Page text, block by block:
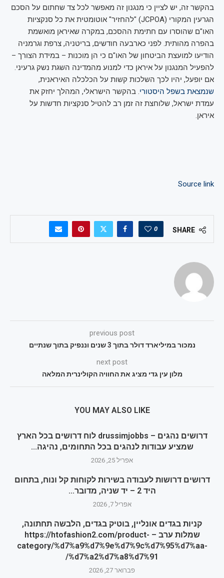
בהקשר זה, יש לציין כי מנגנון זה מאפשר לכל צד שחתום על הסכם
הגרעין המקורי (JCPOA) "להחזיר" אוטומטית את כל סנקציות
האו"ם שהוסרו עם חתימת ההסכם, במקרה שאיראן מואשמת
בהפרה מהותית. לפני כארבעה חודשים, בריטניה, צרפת וגרמניה
הודיעו למועצת הביטחון של האו"ם כי הן מוכנות – במידת הצורך –
להפעיל המנגנון על איראן כדי למנוע מהמדינה השגת נשק גרעיני.
אם יופעל, יהיו לכך השלכות קשות על הכלכלה האיראנית,
שנמצאת בשפל היסטורי. בהקשר הישראלי, המהלך יחזק את
עמדת ישראל, שלוחצת זה זמן רב להטיל סנקציות חדשות על
איראן.
Source link
SHARE
0
previous post
נמכור במיליארד דולר בתוך 3 שנים וננפיק בתוך שנתיים
next post
מלון עין גדי מציג את החוויה הקולינרית המלאה
YOU MAY ALSO LIKE
דרושים נהגים – drussimjobbs לוח דרושים בכל הארץ
שמציע עבודות לנהגים בכל התחומים, נהיגה...
אפריל 25, 2026
דרושים דרושות לעבודה בשירות לקוחות קל ונוח, בתחום
היד 2 – יד שניה, מדובר...
אפריל 7, 2026
קניות בגדים אונליין, בוטיק בגדים, הלבשה תחתונה,
שמלות ערב – https://htofashion2.com/product-
category/%d7%a9%d7%9e%d7%9c%d7%95%d7%aa-
%d7%a2%d7%a8%d7%91/
פברואר 27, 2026